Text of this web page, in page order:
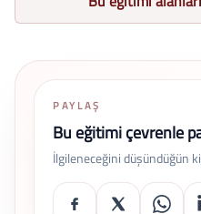
PAYLAŞ
Bu eğitimi çevrenle
İlgileneceğini düşündüğün